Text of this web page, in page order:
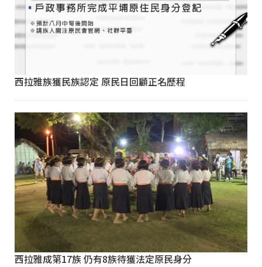
西拉雅族獲民族認定 原民日回顧正名歷程
西拉雅成第17族 仍有8族待獲法定原民身分